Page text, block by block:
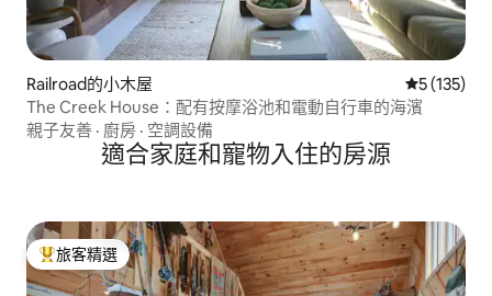
Railroad的小木屋 從 135 則
5 (135)
The Creek House：配有按摩浴池和電動自行車的海濱
親子友善 · 廚房 · 空調設備
適合家庭和寵物入住的房源
旅客精選榜首
旅客精選